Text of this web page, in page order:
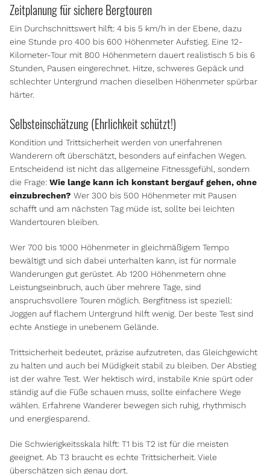
Zeitplanungfürsichere Bergtouren
Ein Durchschnittswert hilft: 4 bis 5 km/h in der Ebene, dazu
eine Stunde pro 400 bis 600 Höhenmeter Aufstieg. Eine 12-
Kilometer-Tour mit 800 Höhenmetern dauert realistisch 5 bis 6
Stunden, Pausen eingerechnet. Hitze, schweres Gepäck und
schlechter Untergrund machen dieselben Höhenmeter spürbar
härter.
Selbsteinschätzung(Ehrlichkeit schützt!)
Kondition und Trittsicherheit werden von unerfahrenen
Wanderern oft überschätzt, besonders auf einfachen Wegen.
Entscheidend ist nicht das allgemeine Fitnessgefühl, sondern
die Frage:Wie lange kann ich konstant bergauf gehen, ohne
einzubrechen?Wer 300 bis 500 Höhenmeter mit Pausen
schafft und am nächsten Tag müde ist, sollte bei leichten
Wandertouren bleiben.
Wer 700 bis 1000 Höhenmeter in gleichmäßigem Tempo
bewältigt und sich dabei unterhalten kann, ist für normale
Wanderungen gut gerüstet. Ab 1200 Höhenmetern ohne
Leistungseinbruch, auch über mehrere Tage, sind
anspruchsvollere Touren möglich. Bergfitness ist speziell:
Joggen auf flachem Untergrund hilft wenig. Der beste Test sind
echte Anstiege in unebenem Gelände.
Trittsicherheit bedeutet, präzise aufzutreten, das Gleichgewicht
zu halten und auch bei Müdigkeit stabil zu bleiben. Der Abstieg
ist der wahre Test. Wer hektisch wird, instabile Knie spürt oder
ständig auf die Füße schauen muss, sollte einfachere Wege
wählen. Erfahrene Wanderer bewegen sich ruhig, rhythmisch
und energiesparend.
Die Schwierigkeitsskala hilft: T1 bis T2 ist für die meisten
geeignet. Ab T3 braucht es echte Trittsicherheit. Viele
überschätzen sich genau dort.